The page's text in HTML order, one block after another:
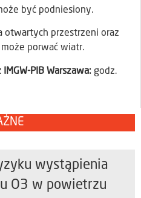
być podniesiony.
otwartych przestrzeni oraz
porwać wiatr.
PIB Warszawa: godz.
wystąpienia
O3 w powietrzu